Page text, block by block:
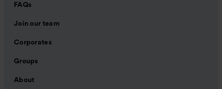
FAQs
Join our team
Corporates
Groups
About